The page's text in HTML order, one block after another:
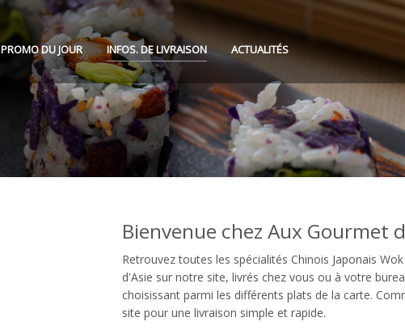
PROMO DU JOUR INFOS. DE LIVRAISON ACTUALITÉS
Bienvenue chez Aux Gourmet
Retrouvez toutes les spécialités Chinois Japonais
d'Asie sur notre site, livrés chez vous ou à votre
choisissant parmi les différents plats de la carte.
site pour une livraison simple et rapide.